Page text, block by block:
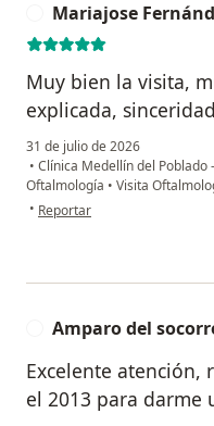
Mariajose
Muy bien la visita,
explicada,
31 de julio de 2026
• Clínica Medellín del Poblado
Oftalmología • Visita
• en opinión del usuario
Reportar
Amparo del
Excelente atención,
el 2013 para darme